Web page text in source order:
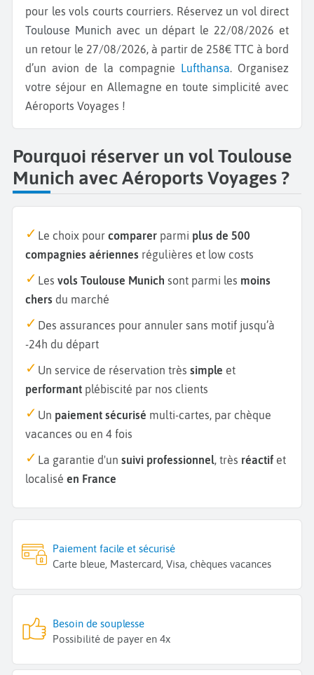
pour les vols courts courriers. Réservez un vol direct
Toulouse Munich avec un départ le 22/08/2026 et
un retour le 27/08/2026, à partir de 258€ TTC à bord
d’un avion de la compagnie
Lufthansa. Organisez
votre séjour en Allemagne en toute simplicité avec
Aéroports Voyages !
Pourquoi réserver un vol Toulouse
Munich avec Aéroports Voyages ?
Le choix pour comparer parmi plus de 500
compagnies aériennes régulières et low costs
Les vols Toulouse Munich sont parmi les moins
chers du marché
Des assurances pour annuler sans motif jusqu’à
-24h du départ
Un service de réservation très simple et
performant plébiscité par nos clients
Un paiement sécurisé multi-cartes, par chèque
vacances ou en 4 fois
La garantie d'un suivi professionnel, très réactif et
localisé en France
Paiement facile et sécurisé
Carte bleue, Mastercard, Visa, chèques vacances
Besoin de souplesse
Possibilité de payer en 4x